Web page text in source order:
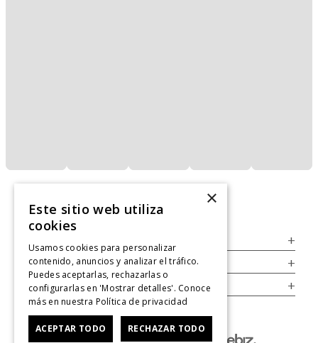
+
Legal +
Cuenta +
×
Este sitio web utiliza
cookies
Usamos cookies para personalizar
contenido, anuncios y analizar el tráfico.
Puedes aceptarlas, rechazarlas o
configurarlas en 'Mostrar detalles'. Conoce
más en nuestra Política de privacidad
ACEPTAR TODO RECHAZAR TODO